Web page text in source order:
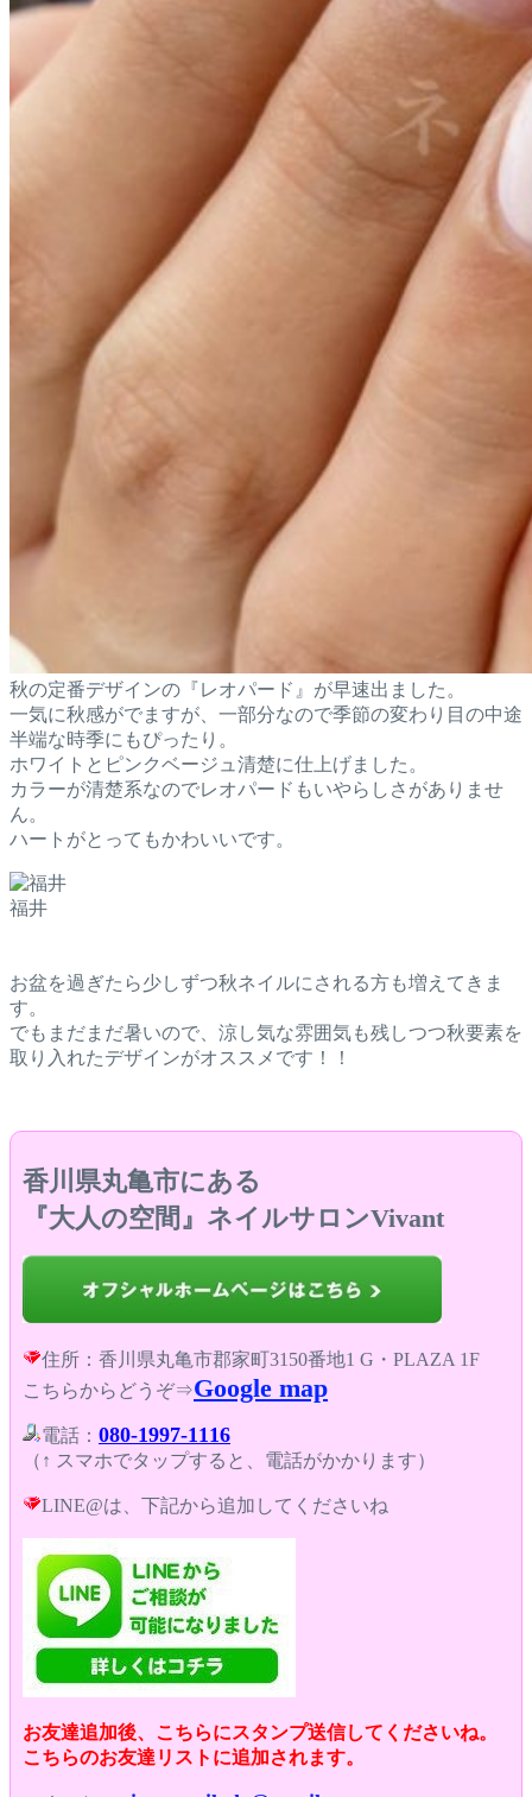
秋の定番デザインの『レオパード』が早速出ました。
一気に秋感がでますが、一部分なので季節の変わり目の中途
半端な時季にもぴったり。
ホワイトとピンクベージュ清楚に仕上げました。
カラーが清楚系なのでレオパードもいやらしさがありませ
ん。
ハートがとってもかわいいです。
福井
お盆を過ぎたら少しずつ秋ネイルにされる方も増えてきま
す。
でもまだまだ暑いので、涼し気な雰囲気も残しつつ秋要素を
取り入れたデザインがオススメです！！
香川県丸亀市にある
『大人の空間』ネイルサロンVivant
住所：香川県丸亀市郡家町3150番地1 G・PLAZA 1F
こちらからどうぞ⇒Google map
電話： 080-1997-1116
（↑ スマホでタップすると、電話がかかります）
LINE@は、下記から追加してくださいね
お友達追加後、こちらにスタンプ送信してくださいね。
こちらのお友達リストに追加されます。